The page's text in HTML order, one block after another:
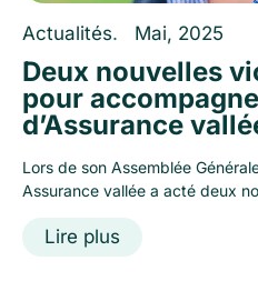
Actualités. Mai, 2025
Deux nouvelles
pour
d’Assurance
Lors de son Assemblée
Assurance vallée a acté deux
Lire plus